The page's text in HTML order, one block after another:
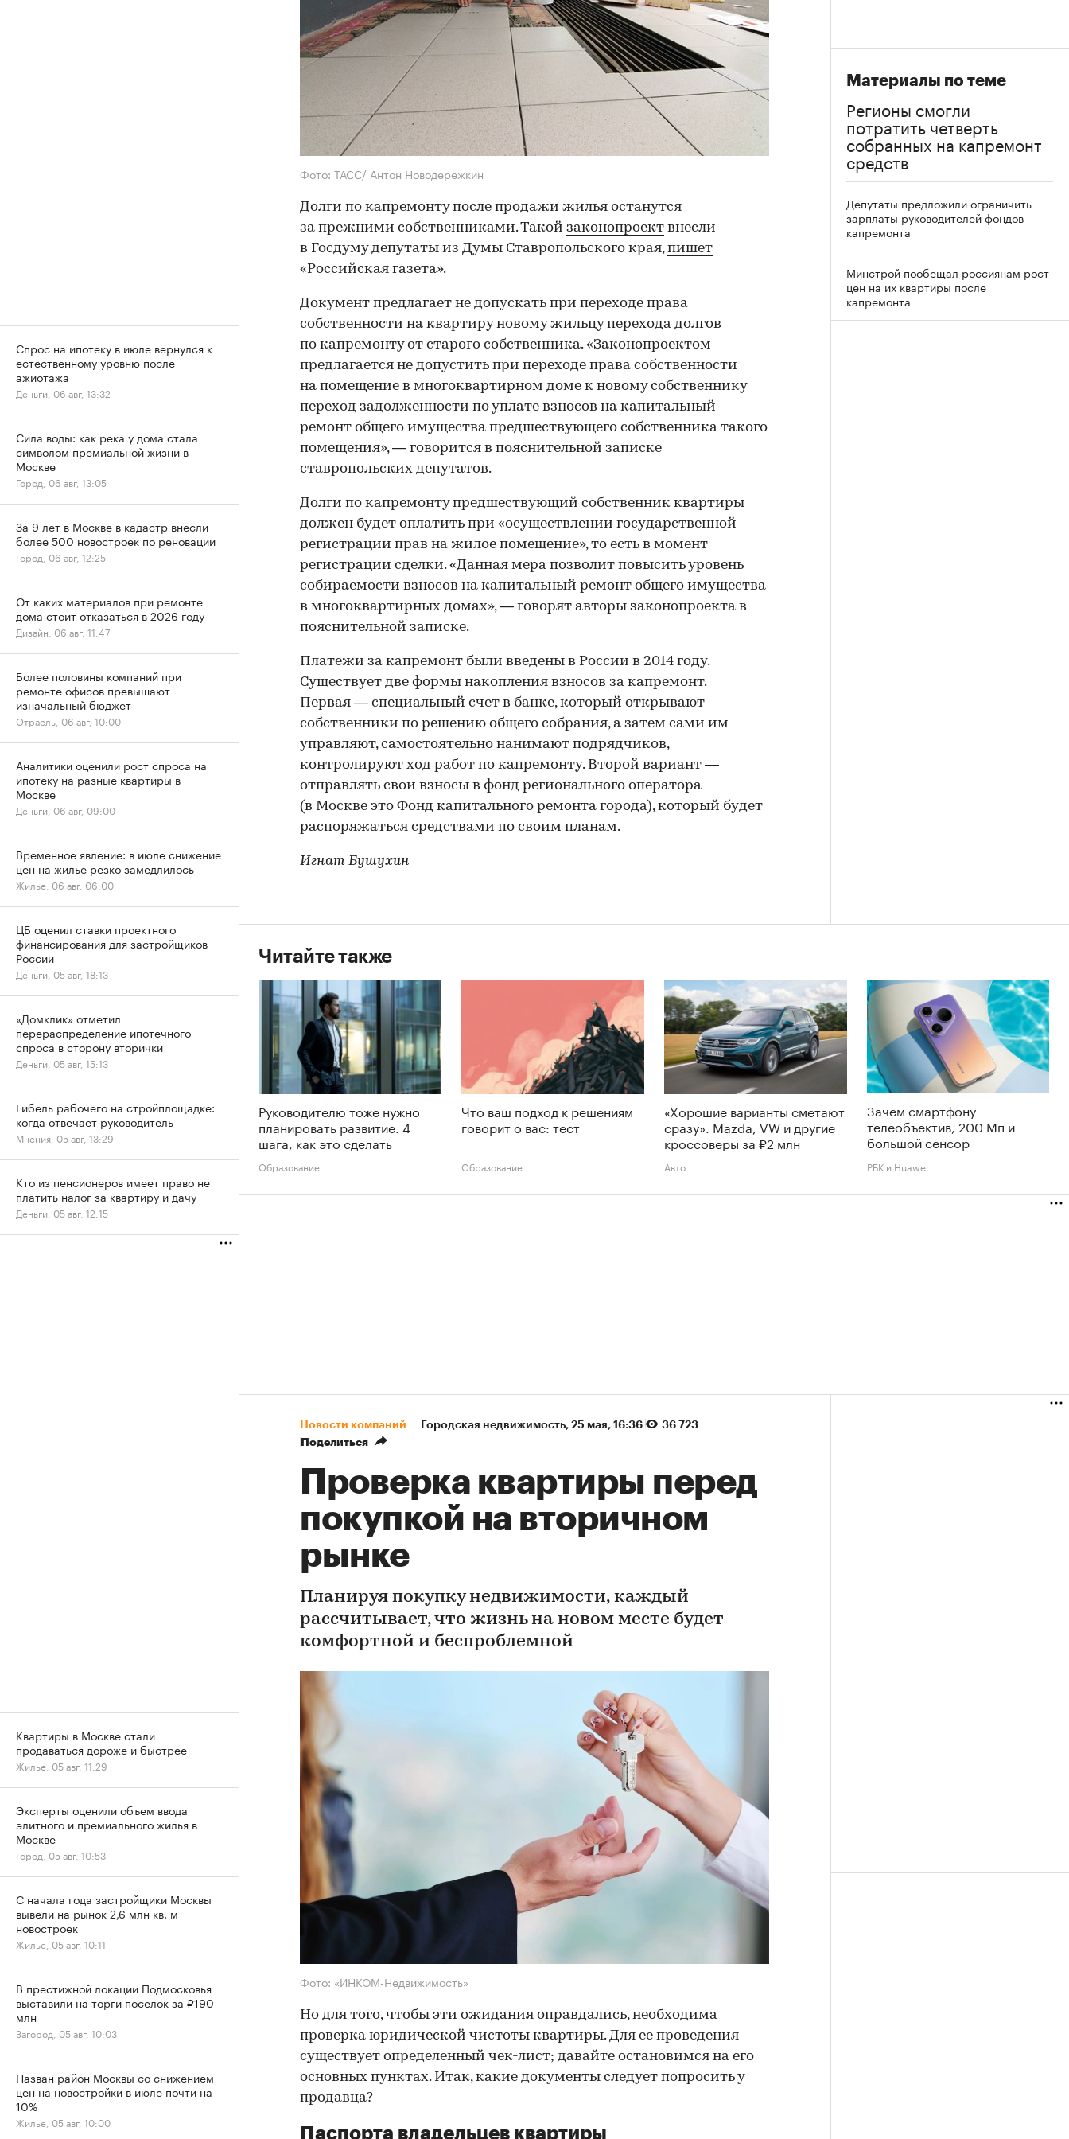
Фото: ТАСС/ Антон Новодережкин
Долги по капремонту после продажи жилья останутся
за прежними собственниками. Такой законопроект внесли
в Госдуму депутаты из Думы Ставропольского края,пишет
«Российская газета».
Документ предлагает не допускать при переходе права
собственности на квартиру новому жильцу перехода долгов
по капремонту от старого собственника. «Законопроектом
предлагается не допустить при переходе права собственности
на помещение в многоквартирном доме к новому собственнику
переход задолженности по уплате взносов на капитальный
ремонт общего имущества предшествующего собственника такого
помещения», — говорится в пояснительной записке
ставропольских депутатов.
Долги по капремонту предшествующий собственник квартиры
должен будет оплатить при «осуществлении государственной
регистрации прав на жилое помещение», то есть в момент
регистрации сделки. «Данная мера позволит повысить уровень
собираемости взносов на капитальный ремонт общего имущества
в многоквартирных домах», — говорят авторы законопроекта в
пояснительной записке.
Платежи за капремонт были введены в России в 2014 году.
Существует две формы накопления взносов за капремонт.
Первая — специальный счет в банке, который открывают
собственники по решению общего собрания, а затем сами им
управляют, самостоятельно нанимают подрядчиков,
контролируют ход работ по капремонту. Второй вариант —
отправлять свои взносы в фонд регионального оператора
(в Москве это Фонд капитального ремонта города), который будет
распоряжаться средствами по своим планам.
Игнат Бушухин
Материалы по теме
Регионы смогли
потратить четверть
собранных на капремонт
средств
Депутаты предложили ограничить
зарплаты руководителей фондов
капремонта
Минстрой пообещал россиянам рост
цен на их квартиры после
капремонта
Читайте также
Руководителю тоже нужно
планировать развитие. 4
шага, как это сделать
Образование
Что ваш подход к решениям
говорит о вас: тест
Образование
«Хорошие варианты сметают
сразу». Mazda, VW и другие
кроссоверы за ₽2 млн
Авто
Зачем смартфону
телеобъектив, 200 Мп и
большой сенсор
РБК и Huawei
Новости компаний Городская недвижимость⁠, 25 мая, 16:36
36 723
Поделиться
Проверка квартиры перед
покупкой на вторичном
рынке
Планируя покупку недвижимости, каждый
рассчитывает, что жизнь на новом месте будет
комфортной и беспроблемной
Фото: «ИНКОМ-Недвижимость»
Но для того, чтобы эти ожидания оправдались, необходима
проверка юридической чистоты квартиры. Для ее проведения
существует определенный чек-лист; давайте остановимся на его
основных пунктах. Итак, какие документы следует попросить у
продавца?
Паспорта владельцев квартиры
Спрос на ипотеку в июле вернулся к
естественному уровню после
ажиотажа
Деньги, 06 авг, 13:32
Сила воды: как река у дома стала
символом премиальной жизни в
Москве
Город, 06 авг, 13:05
За 9 лет в Москве в кадастр внесли
более 500 новостроек по реновации
Город, 06 авг, 12:25
От каких материалов при ремонте
дома стоит отказаться в 2026 году
Дизайн, 06 авг, 11:47
Более половины компаний при
ремонте офисов превышают
изначальный бюджет
Отрасль, 06 авг, 10:00
Аналитики оценили рост спроса на
ипотеку на разные квартиры в
Москве
Деньги, 06 авг, 09:00
Временное явление: в июле снижение
цен на жилье резко замедлилось
Жилье, 06 авг, 06:00
ЦБ оценил ставки проектного
финансирования для застройщиков
России
Деньги, 05 авг, 18:13
«Домклик» отметил
перераспределение ипотечного
спроса в сторону вторички
Деньги, 05 авг, 15:13
Гибель рабочего на стройплощадке:
когда отвечает руководитель
Мнения, 05 авг, 13:29
Кто из пенсионеров имеет право не
платить налог за квартиру и дачу
Деньги, 05 авг, 12:15
Квартиры в Москве стали
продаваться дороже и быстрее
Жилье, 05 авг, 11:29
Эксперты оценили объем ввода
элитного и премиального жилья в
Москве
Город, 05 авг, 10:53
С начала года застройщики Москвы
вывели на рынок 2,6 млн кв. м
новостроек
Жилье, 05 авг, 10:11
В престижной локации Подмосковья
выставили на торги поселок за ₽190
млн
Загород, 05 авг, 10:03
Назван район Москвы со снижением
цен на новостройки в июле почти на
10%
Жилье, 05 авг, 10:00